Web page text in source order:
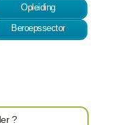
Opleiding
Beroepssector
?